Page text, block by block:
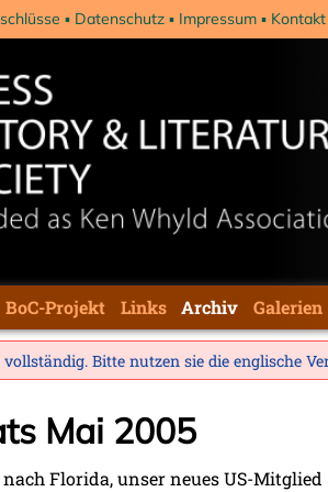
Datenschutz Impressum Kontakt
BoC-Projekt Links Archiv Galerien
Bitte nutzen sie die englische
Mai 2005
Florida, unser neues US-Mitglied